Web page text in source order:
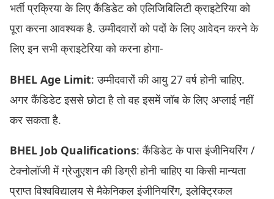
भर्ती प्रक्रिया के लिए कैंडिडेट को एलिजिबिलिटी क्राइटेरिया को
पूरा करना आवश्यक है. उम्मीदवारों को पदों के लिए आवेदन करने के
लिए इन सभी क्राइटेरिया को करना होगा-
BHEL Age Limit: उम्मीदवारों की आयु 27 वर्ष होनी चाहिए.
अगर कैंडिडेट इससे छोटा है तो वह इसमें जॉब के लिए अप्लाई नहीं
कर सकता है.
BHEL Job Qualifications: कैंडिडेट के पास इंजीनियरिंग /
टेक्नोलॉजी में ग्रेजुएशन की डिग्री होनी चाहिए या किसी मान्यता
प्राप्त विश्वविद्यालय से मैकेनिकल इंजीनियरिंग, इलेक्ट्रिकल